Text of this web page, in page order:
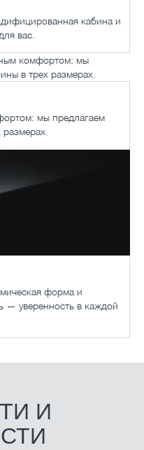
кабина и
вас.
мы предлагаем
форма и
— уверенность в каждой
И